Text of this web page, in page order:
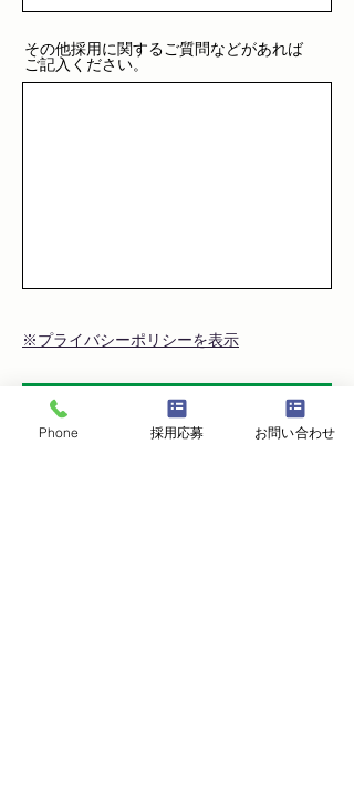
その他採用に関するご質問などがあれば
ご記入ください。
※プライバシーポリシーを表示
個人情報の取り扱いに同意して送信
Phone 採用応募 お問い合わせ